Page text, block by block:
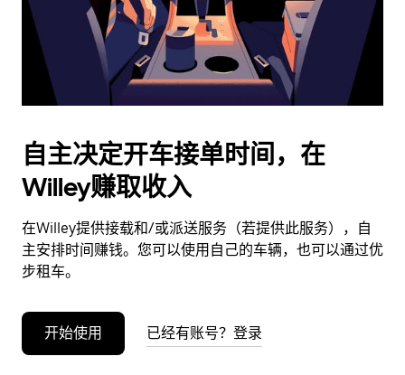
按
退
闭
日
历。
自主决定开车接单时间，在
Willey赚取收入
在Willey提供接载和/或派送服务（若提供此服务），自
主安排时间赚钱。您可以使用自己的车辆，也可以通过优
步租车。
开始使用 已经有账号？登录